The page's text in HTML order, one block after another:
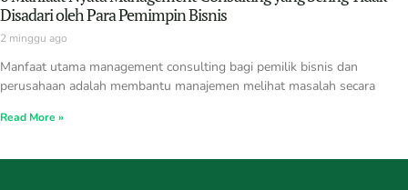
Disadari oleh Para Pemimpin Bisnis
2 minggu ago
Manfaat utama management consulting bagi pemilik bisnis dan
perusahaan adalah membantu manajemen melihat masalah secara
Read More »